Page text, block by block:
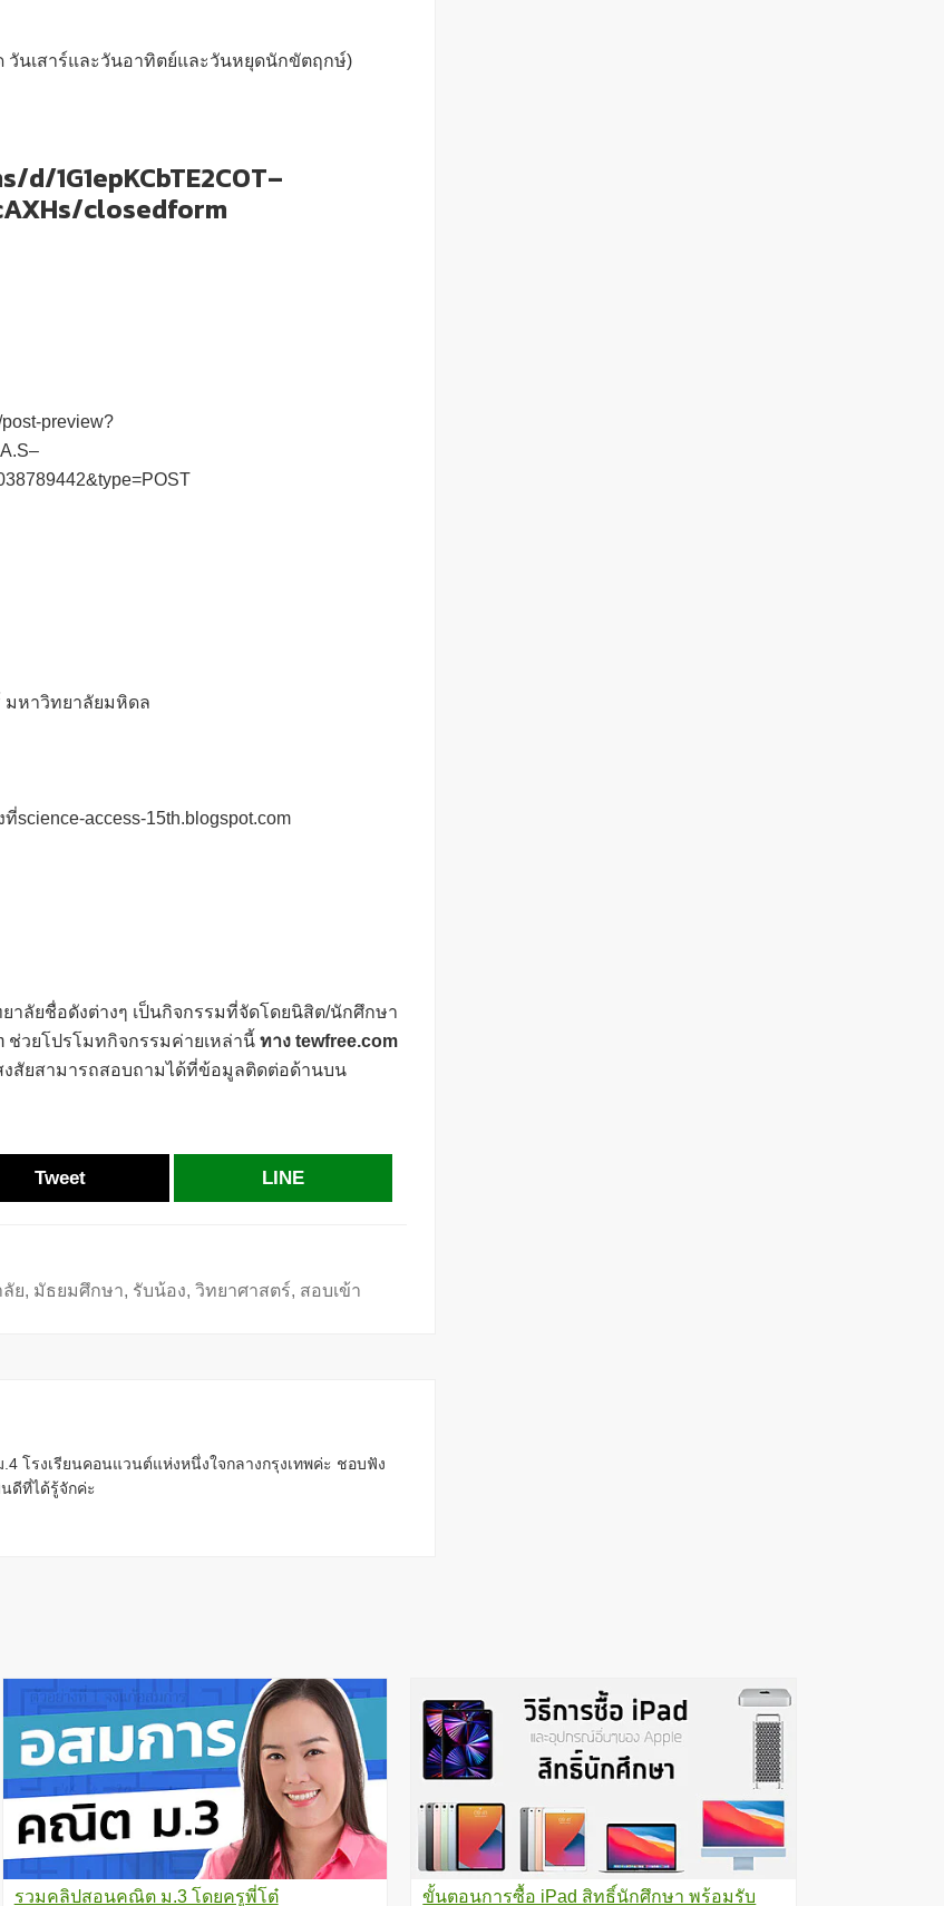
วันเสาร์และวันอาทิตย์และวันหยุดนักขัตฤกษ์)
1G1epKCbTE2COT–
closedform
preview?
มหาวิทยาลัยมหิดล
science-access-15th.blogspot.com
ลัยชื่อดังต่างๆ เป็นกิจกรรมที่จัดโดยนิสิต/นักศึกษา
ช่วยโปรโมทกิจกรรมค่ายเหล่านี้ ทาง tewfree.com
สัยสามารถสอบถามได้ที่ข้อมูลติดต่อด้านบน
Tweet LINE
ย, มัธยมศึกษา, รับน้อง, วิทยาศาสตร์, สอบเข้า
โรงเรียนคอนแวนต์แห่งหนึ่งใจกลางกรุงเทพค่ะ ชอบฟัง
ดีที่ได้รู้จักค่ะ
รวมคลิปสอนคณิต ม.3 โดยครูพี่โต๋ ขั้นตอนการซื้อ iPad สิทธิ์นักศึกษา พร้อมรับ